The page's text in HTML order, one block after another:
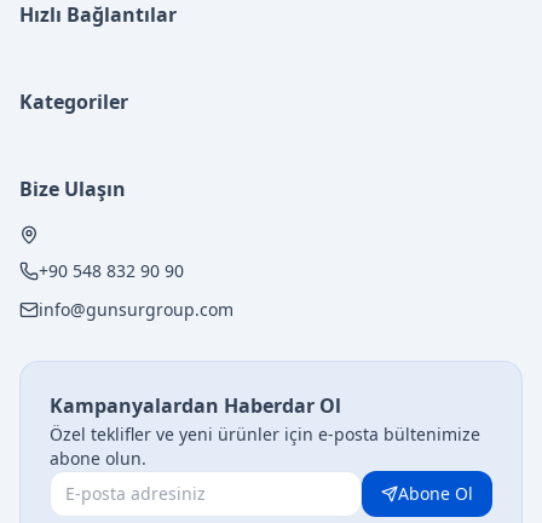
Hızlı Bağlantılar
Kategoriler
Bize Ulaşın
+90 548 832 90 90
info@gunsurgroup.com
Kampanyalardan Haberdar Ol
Özel teklifler ve yeni ürünler için e-posta bültenimize
abone olun.
Abone Ol